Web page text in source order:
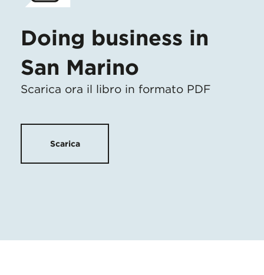
Doing business in
San Marino
Scarica ora il libro in formato PDF
Scarica